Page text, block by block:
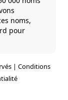
noms,
pour
| Conditions